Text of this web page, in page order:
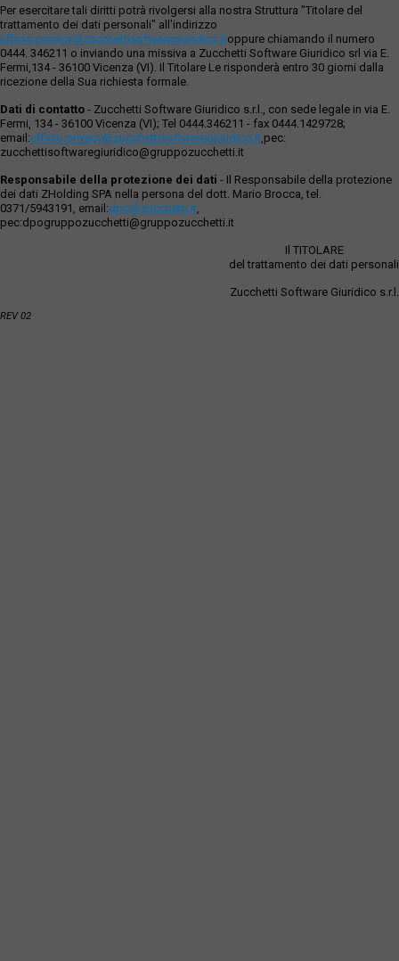
Per esercitare tali diritti potrà rivolgersi alla nostra Struttura "Titolare del
trattamento dei dati personali" all'indirizzo
ufficio.privacy@zucchettisofwaregiuridico.itoppure chiamando il numero
0444. 346211 o inviando una missiva a Zucchetti Software Giuridico srl via E.
Fermi,134 - 36100 Vicenza (VI). Il Titolare Le risponderà entro 30 giorni dalla
ricezione della Sua richiesta formale.
Dati di contatto - Zucchetti Software Giuridico s.r.l., con sede legale in via E.
Fermi, 134 - 36100 Vicenza (VI); Tel 0444.346211 - fax 0444.1429728;
email:ufficio.privacy@zucchettisoftwaregiuridico.it,pec:
zucchettisoftwaregiuridico@gruppozucchetti.it
Responsabile della protezione dei dati - Il Responsabile della protezione
dei dati ZHolding SPA nella persona del dott. Mario Brocca, tel.
0371/5943191, email:dpo@zucchetti.it,
pec:dpogruppozucchetti@gruppozucchetti.it
Il TITOLARE
del trattamento dei dati personali
Zucchetti Software Giuridico s.r.l.
REV 02